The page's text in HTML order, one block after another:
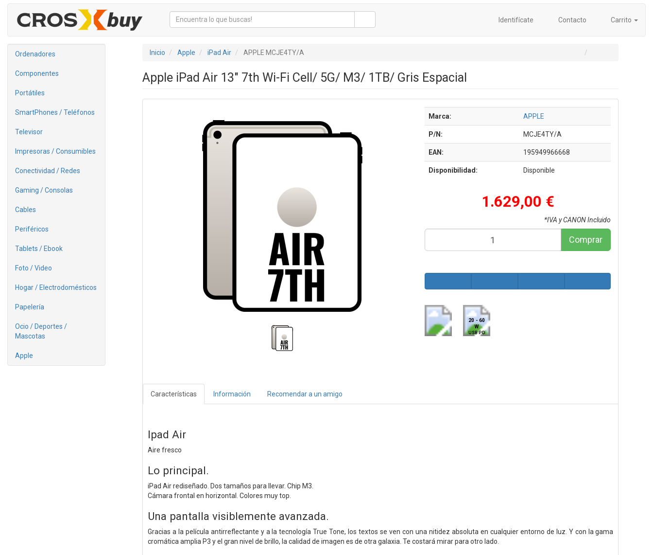
Identifícate Contacto Carrito
Ordenadores
Componentes
Portátiles
SmartPhones / Teléfonos
Televisor
Impresoras / Consumibles
Conectividad / Redes
Gaming / Consolas
Cables
Periféricos
Tablets / Ebook
Foto / Video
Hogar / Electrodomésticos
Papelería
Ocio / Deportes /
Mascotas
Apple
Inicio Apple iPad Air APPLE MCJE4TY/A
Apple iPad Air 13" 7th Wi-Fi Cell/ 5G/ M3/ 1TB/ Gris Espacial
Marca: APPLE
P/N: MCJE4TY/A
EAN: 195949966668
Disponibilidad: Disponible
1.629,00 €
*IVA y CANON Incluido
Comprar
20 - 60
W
USB PD
Características Información Recomendar a un amigo
Ipad Air
Aire fresco
Lo principal.
iPad Air rediseñado. Dos tamaños para llevar. Chip M3.
Cámara frontal en horizontal. Colores muy top.
Una pantalla visiblemente avanzada.
Gracias a la película antirreflectante y a la tecnología True Tone, los textos se ven con una nitidez absoluta en cualquier entorno de luz. Y con la gama
cromática amplia P3 y el gran nivel de brillo, la calidad de imagen es de otra galaxia. Te costará mirar para otro lado.